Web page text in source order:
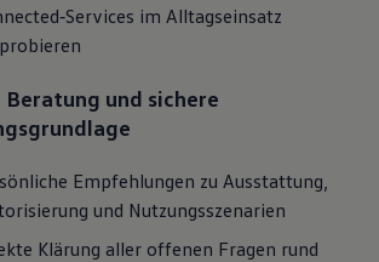
im Alltagseinsatz
und sichere
Empfehlungen zu Ausstattung,
und Nutzungsszenarien
Klärung aller offenen Fragen rund